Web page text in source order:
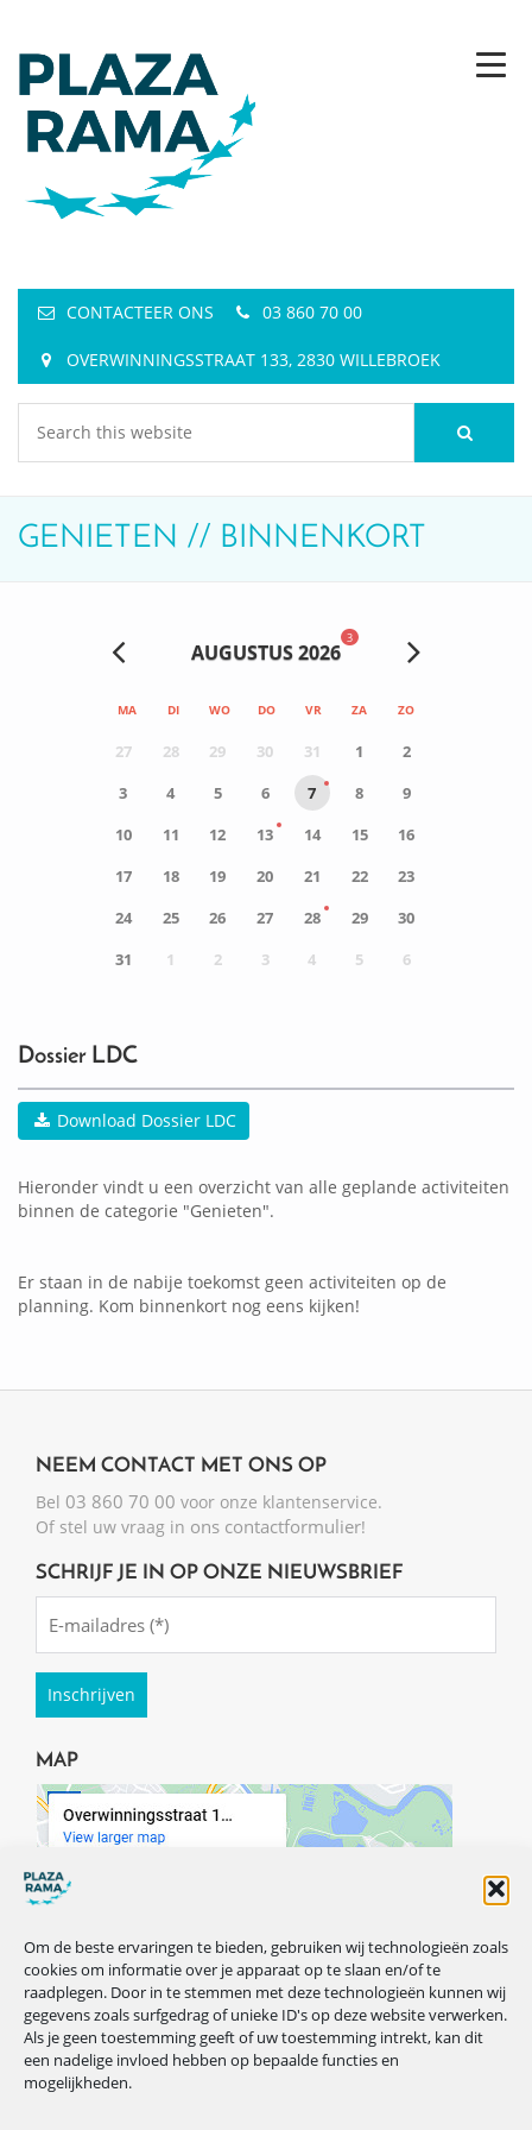
Om de beste ervaringen te bieden, gebruiken wij technologieën zoals
cookies om informatie over je apparaat op te slaan en/of te
raadplegen. Door in te stemmen met deze technologieën kunnen wij
gegevens zoals surfgedrag of unieke ID's op deze website verwerken.
Als je geen toestemming geeft of uw toestemming intrekt, kan dit
een nadelige invloed hebben op bepaalde functies en
mogelijkheden.
CONTACTEER ONS 03 860 70 00
OVERWINNINGSSTRAAT 133, 2830 WILLEBROEK
GENIETEN // BINNENKORT
AUGUSTUS 2026
3
MA DI WO DO VR ZA ZO
27 28 29 30 31 1
2
3
4 5 6 7 8
9
10
11 12 13 14 15
16
17
18 19 20 21 22
23
24
25 26 27 28 29
30
31
1 2 3 4 5 6
Dossier LDC
Download Dossier LDC
Hieronder vindt u een overzicht van alle geplande activiteiten
binnen de categorie "Genieten".
Er staan in de nabije toekomst geen activiteiten op de
planning. Kom binnenkort nog eens kijken!
NEEM CONTACT MET ONS OP
Bel 03 860 70 00 voor onze klantenservice.
Of stel uw vraag in ons contactformulier!
SCHRIJF JE IN OP ONZE NIEUWSBRIEF
(Required)
MAP
VOLG ONS OP ONZE SOCIALS